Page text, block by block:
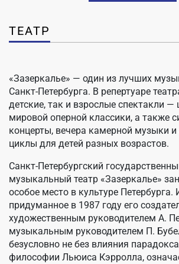
ТЕАТР
«Зазеркалье» — один из лучших
Санкт-Петербурга. В репертуаре
детские, так и взрослые спектакли
мировой оперной классики, а также
концерты, вечера камерной музыки
циклы для детей разных возрастов.
Санкт-Петербургский
музыкальный театр «Зазеркалье»
особое место в культуре Петербурга.
придуманное в 1987 году его
художественным руководителем А.
музыкальным руководителем П.
безусловно не без влияния
философии Льюиса Кэрролла,